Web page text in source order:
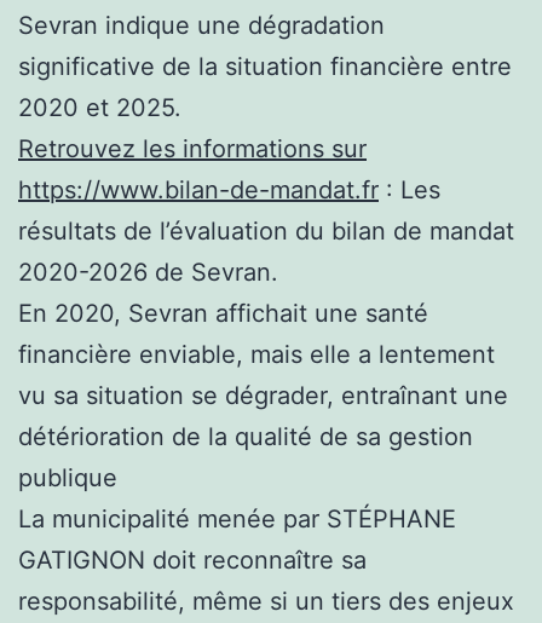
Sevran indique une dégradation
significative de la situation financière entre
2020 et 2025.
Retrouvez les informations sur
https://www.bilan-de-mandat.fr : Les
résultats de l’évaluation du bilan de mandat
2020-2026 de Sevran.
En 2020, Sevran affichait une santé
financière enviable, mais elle a lentement
vu sa situation se dégrader, entraînant une
détérioration de la qualité de sa gestion
publique
La municipalité menée par STÉPHANE
GATIGNON doit reconnaître sa
responsabilité, même si un tiers des enjeux